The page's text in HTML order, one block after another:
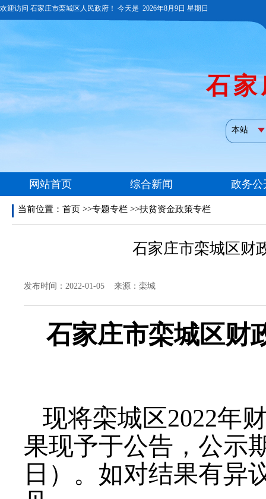
当前位置： 首页 >>专题专栏 >>扶贫资金政策专栏
石家庄市栾城区财
发布时间：2022-01-05 来源：栾城
石家庄市栾城区财
现将栾城区2022年
果现予于公告，公示
日）。如对结果有异